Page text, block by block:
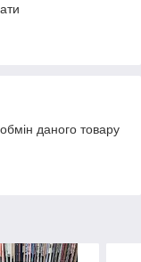
даного товару